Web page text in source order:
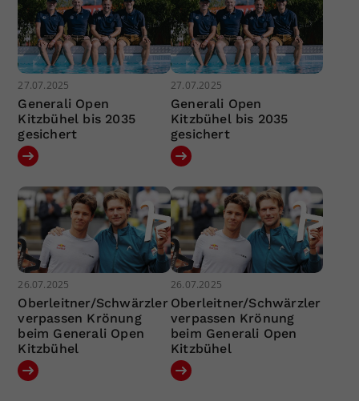
27.07.2025
Generali Open
Kitzbühel bis 2035
gesichert
27.07.2025
Generali Open
Kitzbühel bis 2035
gesichert
26.07.2025
Oberleitner/Schwärzler
verpassen Krönung
beim Generali Open
Kitzbühel
26.07.2025
Oberleitner/Schwärzler
verpassen Krönung
beim Generali Open
Kitzbühel